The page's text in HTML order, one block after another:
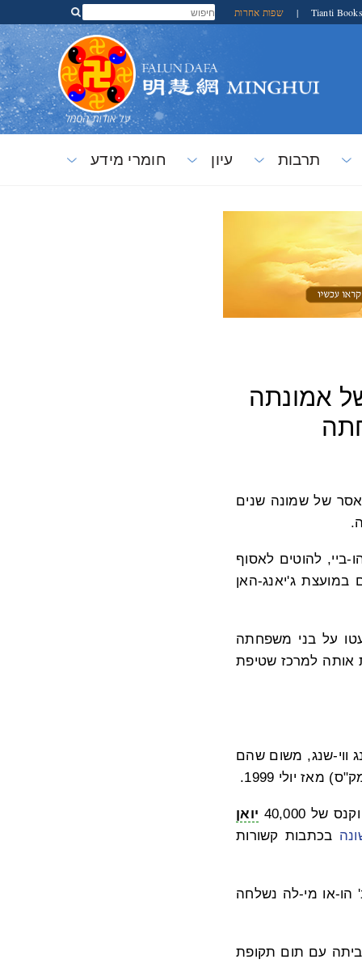
Tianti Books
| שפות אחרות
תרבות עיון חומרי מידע
של 8 שנים בשל אמונתה
סיימה מאסר של שמונה שנים
ביי, להוטים לאסוף
במועצת ג'יאנג-האן
עטו על בני משפחתה
אותה למרכז שטיפת
מר הונג ווי-שנג, משום שהם
יולי 1999.
יואן
בכתבות קשורות
הו-או מי-לה נשלחה
הביתה עם תום תקופת